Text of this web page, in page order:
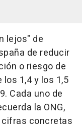
lejos" de
de reducir
o riesgo de
1,4 y los 1,5
Cada uno de
la ONG,
concretas